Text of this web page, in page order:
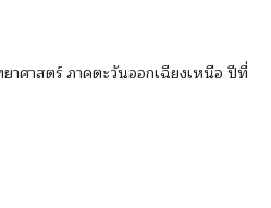
ยาศาสตร์ ภาคตะวันออกเฉียงเหนือ ปีที่